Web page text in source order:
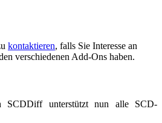
kontaktieren, falls Sie Interesse an
verschiedenen Add-Ons haben.
SCDDiff unterstützt nun alle SCD-